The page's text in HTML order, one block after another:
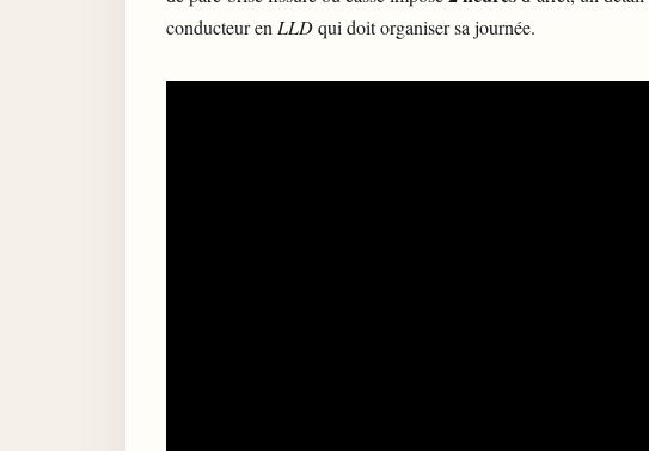
conducteur enLLDqui doit organiser sa journée.